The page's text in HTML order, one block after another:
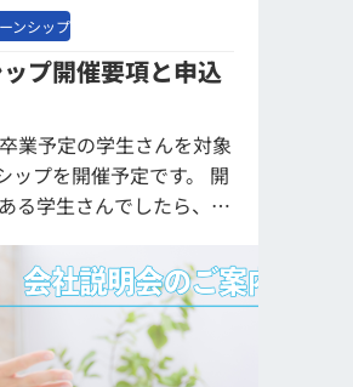
ンシップ
プ開催要項と申込
業予定の学生さんを対象
ップを開催予定です。 開
る学生さんでしたら、文
インターンシップです。